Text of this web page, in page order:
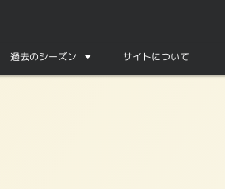
過去のシーズン サイトについて